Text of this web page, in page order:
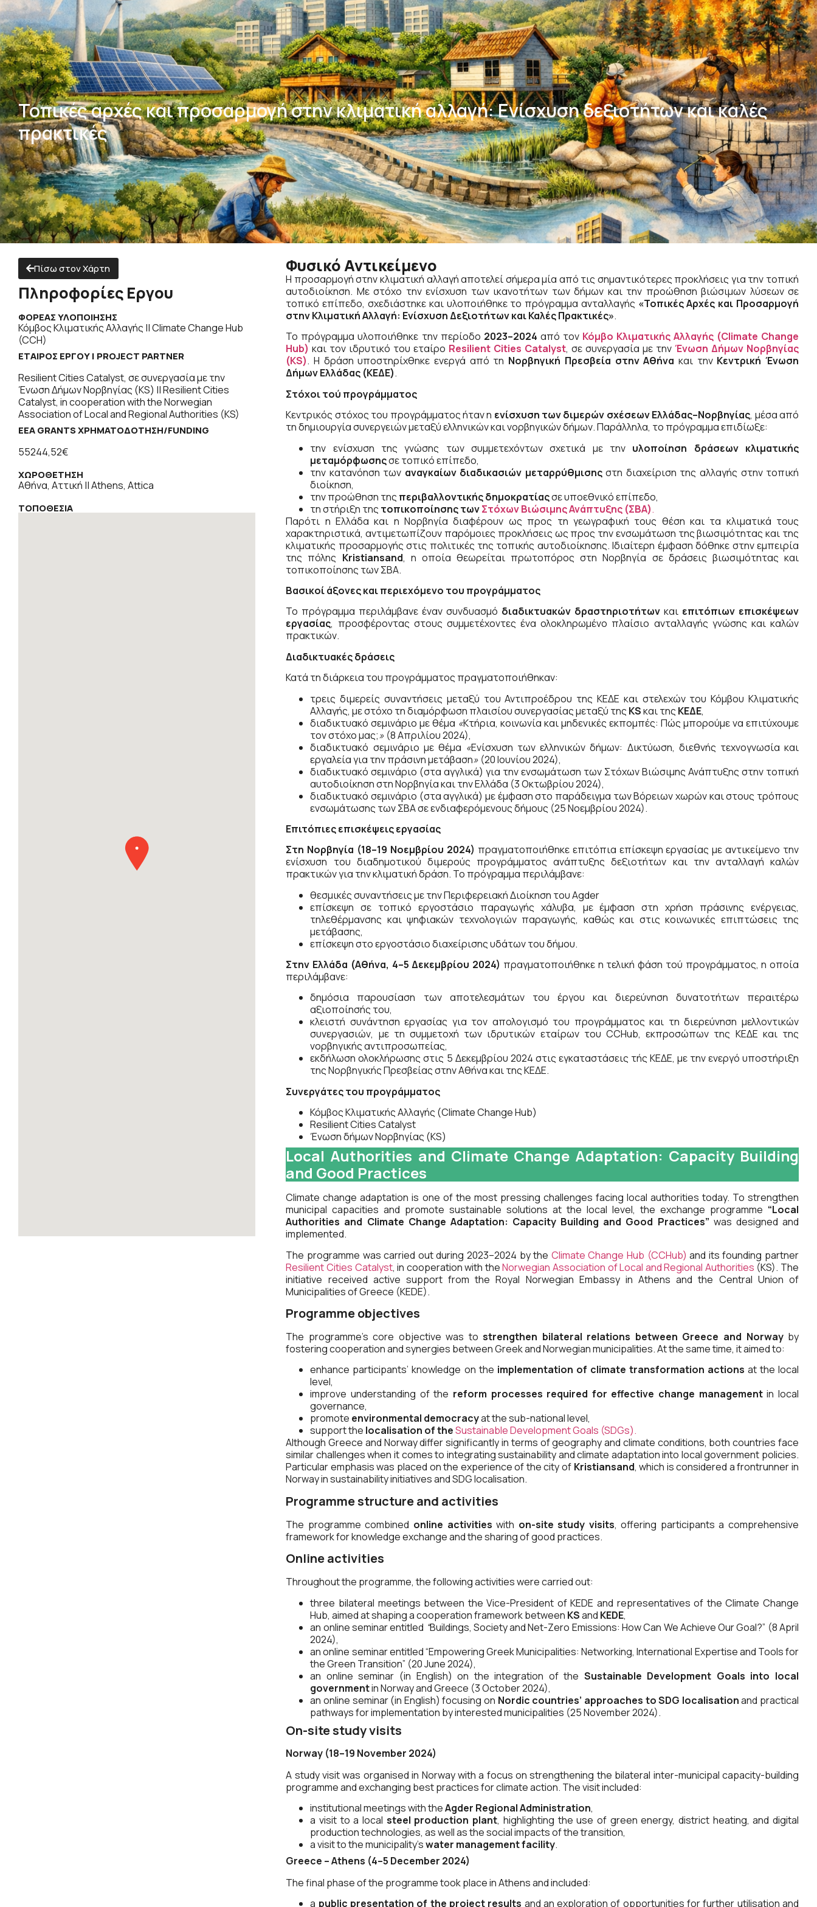
Τοπικές αρχές και προσαρμογή στην κλιματική αλλαγή: Ενίσχυση δεξιοτήτων και καλές
πρακτικές
Πίσω στον Χάρτη
Πληροφορίες Εργου
ΦΟΡΕΑΣ ΥΛΟΠΟΙΗΣΗΣ
Κόμβος Κλιματικής Αλλαγής || Climate Change Hub
(CCH)
ΕΤΑΊΡΟΣ ΈΡΓΟΥ | PROJECT PARTNER
Resilient Cities Catalyst, σε συνεργασία με την
Ένωση Δήμων Νορβηγίας (KS) || Resilient Cities
Catalyst, in cooperation with the Norwegian
Association of Local and Regional Authorities (KS)
EEA GRANTS ΧΡΗΜΑΤΟΔΌΤΗΣΗ/FUNDING
55244,52€
ΧΩΡΟΘΕΤΗΣΗ
Αθήνα, Αττική || Athens, Attica
ΤΟΠΟΘΕΣΙΑ
Φυσικό Αντικείμενο
Η προσαρμογή στην κλιματική αλλαγή αποτελεί σήμερα μία από τις σημαντικότερες προκλήσεις για την τοπική
αυτοδιοίκηση. Με στόχο την ενίσχυση των ικανοτήτων των δήμων και την προώθηση βιώσιμων λύσεων σε
τοπικό επίπεδο, σχεδιάστηκε και υλοποιήθηκε το πρόγραμμα ανταλλαγής «Τοπικές Αρχές και Προσαρμογή
στην Κλιματική Αλλαγή: Ενίσχυση Δεξιοτήτων και Καλές Πρακτικές».
Το πρόγραμμα υλοποιήθηκε την περίοδο 2023–2024 από τον Κόμβο Κλιματικής Αλλαγής (Climate Change
Hub) και τον ιδρυτικό του εταίρο Resilient Cities Catalyst, σε συνεργασία με τηνΈνωση Δήμων Νορβηγίας
(KS). Η δράση υποστηρίχθηκε ενεργά από τη Νορβηγική Πρεσβεία στην Αθήνα και την Κεντρική Ένωση
Δήμων Ελλάδας (ΚΕΔΕ).
Στόχοι τού προγράμματος
Κεντρικός στόχος του προγράμματος ήταν η ενίσχυση των διμερών σχέσεων Ελλάδας–Νορβηγίας, μέσα από
τη δημιουργία συνεργειών μεταξύ ελληνικών και νορβηγικών δήμων. Παράλληλα, το πρόγραμμα επιδίωξε:
την ενίσχυση της γνώσης των συμμετεχόντων σχετικά με την υλοποίηση δράσεων κλιματικής
μεταμόρφωσηςσε τοπικό επίπεδο,
την κατανόηση των αναγκαίων διαδικασιών μεταρρύθμισηςστη διαχείριση της αλλαγής στην τοπική
διοίκηση,
την προώθηση της περιβαλλοντικής δημοκρατίαςσε υποεθνικό επίπεδο,
τη στήριξη της τοπικοποίησης τωνΣτόχων Βιώσιμης Ανάπτυξης (ΣΒΑ).
Παρότι η Ελλάδα και η Νορβηγία διαφέρουν ως προς τη γεωγραφική τους θέση και τα κλιματικά τους
χαρακτηριστικά, αντιμετωπίζουν παρόμοιες προκλήσεις ως προς την ενσωμάτωση της βιωσιμότητας και της
κλιματικής προσαρμογής στις πολιτικές της τοπικής αυτοδιοίκησης. Ιδιαίτερη έμφαση δόθηκε στην εμπειρία
της πόλης Kristiansand, η οποία θεωρείται πρωτοπόρος στη Νορβηγία σε δράσεις βιωσιμότητας και
τοπικοποίησης των ΣΒΑ.
Βασικοί άξονες και περιεχόμενο του προγράμματος
Το πρόγραμμα περιλάμβανε έναν συνδυασμό διαδικτυακών δραστηριοτήτων και επιτόπιων επισκέψεων
εργασίας, προσφέροντας στους συμμετέχοντες ένα ολοκληρωμένο πλαίσιο ανταλλαγής γνώσης και καλών
πρακτικών.
Διαδικτυακές δράσεις
Κατά τη διάρκεια του προγράμματος πραγματοποιήθηκαν:
τρεις διμερείς συναντήσεις μεταξύ του Αντιπροέδρου της ΚΕΔΕ και στελεχών του Κόμβου Κλιματικής
Αλλαγής, με στόχο τη διαμόρφωση πλαισίου συνεργασίας μεταξύ της KSκαι της ΚΕΔΕ,
διαδικτυακό σεμινάριο με θέμα «Κτήρια, κοινωνία και μηδενικές εκπομπές: Πώς μπορούμε να επιτύχουμε
τον στόχο μας;» (8 Απριλίου 2024),
διαδικτυακό σεμινάριο με θέμα «Ενίσχυση των ελληνικών δήμων: Δικτύωση, διεθνής τεχνογνωσία και
εργαλεία για την πράσινη μετάβαση» (20 Ιουνίου 2024),
διαδικτυακό σεμινάριο (στα αγγλικά) για την ενσωμάτωση των Στόχων Βιώσιμης Ανάπτυξης στην τοπική
αυτοδιοίκηση στη Νορβηγία και την Ελλάδα (3 Οκτωβρίου 2024),
διαδικτυακό σεμινάριο (στα αγγλικά) με έμφαση στο παράδειγμα των Βόρειων χωρών και στους τρόπους
ενσωμάτωσης των ΣΒΑ σε ενδιαφερόμενους δήμους (25 Νοεμβρίου 2024).
Επιτόπιες επισκέψεις εργασίας
Στη Νορβηγία (18–19 Νοεμβρίου 2024) πραγματοποιήθηκε επιτόπια επίσκεψη εργασίας με αντικείμενο την
ενίσχυση του διαδημοτικού διμερούς προγράμματος ανάπτυξης δεξιοτήτων και την ανταλλαγή καλών
πρακτικών για την κλιματική δράση. Το πρόγραμμα περιλάμβανε:
θεσμικές συναντήσεις με την Περιφερειακή Διοίκηση του Agder
επίσκεψη σε τοπικό εργοστάσιο παραγωγής χάλυβα, με έμφαση στη χρήση πράσινης ενέργειας,
τηλεθέρμανσης και ψηφιακών τεχνολογιών παραγωγής, καθώς και στις κοινωνικές επιπτώσεις της
μετάβασης,
επίσκεψη στο εργοστάσιο διαχείρισης υδάτων του δήμου.
Στην Ελλάδα (Αθήνα, 4–5 Δεκεμβρίου 2024) πραγματοποιήθηκε η τελική φάση τού προγράμματος, η οποία
περιλάμβανε:
δημόσια παρουσίαση των αποτελεσμάτων του έργου και διερεύνηση δυνατοτήτων περαιτέρω
αξιοποίησής του,
κλειστή συνάντηση εργασίας για τον απολογισμό του προγράμματος και τη διερεύνηση μελλοντικών
συνεργασιών, με τη συμμετοχή των ιδρυτικών εταίρων του CCHub, εκπροσώπων της ΚΕΔΕ και της
νορβηγικής αντιπροσωπείας,
εκδήλωση ολοκλήρωσης στις 5 Δεκεμβρίου 2024 στις εγκαταστάσεις τής ΚΕΔΕ, με την ενεργό υποστήριξη
της Νορβηγικής Πρεσβείας στην Αθήνα και της ΚΕΔΕ.
Συνεργάτες του προγράμματος
Κόμβος Κλιματικής Αλλαγής (Climate Change Hub)
Resilient Cities Catalyst
Ένωση δήμων Νορβηγίας (KS)
Local Authorities and Climate Change Adaptation: Capacity Building
and Good Practices
Climate change adaptation is one of the most pressing challenges facing local authorities today. To strengthen
municipal capacities and promote sustainable solutions at the local level, the exchange programme “Local
Authorities and Climate Change Adaptation: Capacity Building and Good Practices” was designed and
implemented.
The programme was carried out during 2023–2024 by the Climate Change Hub (CCHub) and its founding partner
Resilient Cities Catalyst, in cooperation with theNorwegian Association of Local and Regional Authorities (KS). The
initiative received active support from the Royal Norwegian Embassy in Athens and the Central Union of
Municipalities of Greece (KEDE).
Programme objectives
The programme’s core objective was tostrengthen bilateral relations between Greece and Norwayby
fostering cooperation and synergies between Greek and Norwegian municipalities. At the same time, it aimed to:
enhance participants’ knowledge on the implementation of climate transformation actions at the local
level,
improve understanding of the reform processes required for effective change managementin local
governance,
promote environmental democracyat the sub-national level,
support the localisation of theSustainable Development Goals (SDGs).
Although Greece and Norway differ significantly in terms of geography and climate conditions, both countries face
similar challenges when it comes to integrating sustainability and climate adaptation into local government policies.
Particular emphasis was placed on the experience of the city of Kristiansand, which is considered a frontrunner in
Norway in sustainability initiatives and SDG localisation.
Programme structure and activities
The programme combined online activities with on-site study visits, offering participants a comprehensive
framework for knowledge exchange and the sharing of good practices.
Online activities
Throughout the programme, the following activities were carried out:
three bilateral meetings between the Vice-President of KEDE and representatives of the Climate Change
Hub, aimed at shaping a cooperation framework between KSand KEDE,
an online seminar entitled “Buildings, Society and Net-Zero Emissions: How Can We Achieve Our Goal?” (8 April
2024),
an online seminar entitled “Empowering Greek Municipalities: Networking, International Expertise and Tools for
the Green Transition” (20 June 2024),
an online seminar (in English) on the integration of the Sustainable Development Goals into local
governmentin Norway and Greece (3 October 2024),
an online seminar (in English) focusing on Nordic countries’ approaches to SDG localisationand practical
pathways for implementation by interested municipalities (25 November 2024).
On-site study visits
Norway (18–19 November 2024)
A study visit was organised in Norway with a focus on strengthening the bilateral inter-municipal capacity-building
programme and exchanging best practices for climate action. The visit included:
institutional meetings with theAgder Regional Administration,
a visit to a local steel production plant, highlighting the use of green energy, district heating, and digital
production technologies, as well as the social impacts of the transition,
a visit to the municipality’swater management facility.
Greece – Athens (4–5 December 2024)
The final phase of the programme took place in Athens and included:
a public presentation of the project results and an exploration of opportunities for further utilisation and